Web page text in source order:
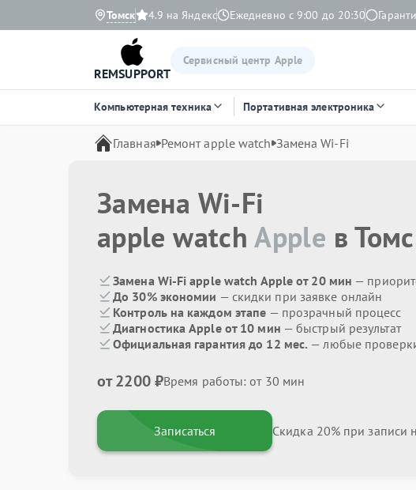
Томск 4.9 на Яндекс Ежедневно с 9:00 до 20:30
REMSUPPORT
Сервисный центр Apple
Компьютерная техника Портативная электроника
Главная Ремонт apple watch Замена Wi-Fi
Замена Wi-Fi
apple watchApple в
Замена Wi-Fi apple watch Apple от 20 мин —
До 30% экономии — скидки при заявке онлайн
Контроль на каждом этапе — прозрачный процесс
Диагностика Apple от 10 мин — быстрый результат
Официальная гарантия до 12 мес. — любые проверки
от 2200 ₽Время работы: от 30 мин
Записаться Скидка 20% при записи